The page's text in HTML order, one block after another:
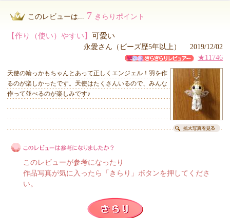
このレビューは... 7 きらりポイント
【作り（使い）やすい】 可愛い
永愛さん（ビーズ歴5年以上） 2019/12/02
★11746
天使の輪っかもちゃんとあって正しくエンジェル！羽を作
るのが楽しかったです。天使はたくさんいるので、みんな
作って並べるのが楽しみです♪
このレビューは参考になりましたか？
このレビューが参考になったり
作品写真が気に入ったら「きらり」ボタンを押してくださ
い。